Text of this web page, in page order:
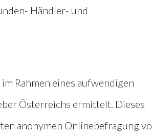
Händler- und
Rahmen eines aufwendigen
Österreichs ermittelt. Dieses
anonymen Onlinebefragung